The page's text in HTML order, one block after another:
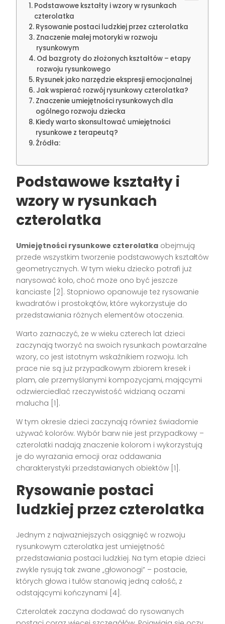
Podstawowe kształty i wzory w rysunkach
czterolatka
Rysowanie postaci ludzkiej przez czterolatka
Znaczenie małej motoryki w rozwoju
rysunkowym
Od bazgroty do złożonych kształtów – etapy
rozwoju rysunkowego
Rysunek jako narzędzie ekspresji emocjonalnej
Jak wspierać rozwój rysunkowy czterolatka?
Znaczenie umiejętności rysunkowych dla
ogólnego rozwoju dziecka
Kiedy warto skonsultować umiejętności
rysunkowe z terapeutą?
Źródła:
Podstawowe kształty i
wzory w rysunkach
czterolatka
Umiejętności rysunkowe czterolatka obejmują
przede wszystkim tworzenie podstawowych kształtów
geometrycznych. W tym wieku dziecko potrafi już
narysować koło, choć może ono być jeszcze
kanciaste [2]. Stopniowo opanowuje też rysowanie
kwadratów i prostokątów, które wykorzystuje do
przedstawiania różnych elementów otoczenia.
Warto zaznaczyć, że w wieku czterech lat dzieci
zaczynają tworzyć na swoich rysunkach powtarzalne
wzory, co jest istotnym wskaźnikiem rozwoju. Ich
prace nie są już przypadkowym zbiorem kresek i
plam, ale przemyślanymi kompozycjami, mającymi
odzwierciedlać rzeczywistość widzianą oczami
malucha [1].
W tym okresie dzieci zaczynają również świadomie
używać kolorów. Wybór barw nie jest przypadkowy –
czterolatki nadają znaczenie kolorom i wykorzystują
je do wyrażania emocji oraz oddawania
charakterystyki przedstawianych obiektów [1].
Rysowanie postaci
ludzkiej przez czterolatka
Jednym z najważniejszych osiągnięć w rozwoju
rysunkowym czterolatka jest umiejętność
przedstawiania postaci ludzkiej. Na tym etapie dzieci
zwykle rysują tak zwane „głowonogi” – postacie,
których głowa i tułów stanowią jedną całość, z
odstającymi kończynami [4].
Czterolatek zaczyna dodawać do rysowanych